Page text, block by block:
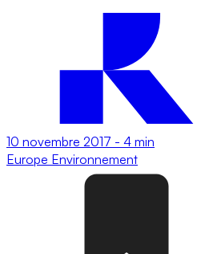
10 novembre 2017 - 4 min
Europe Environnement